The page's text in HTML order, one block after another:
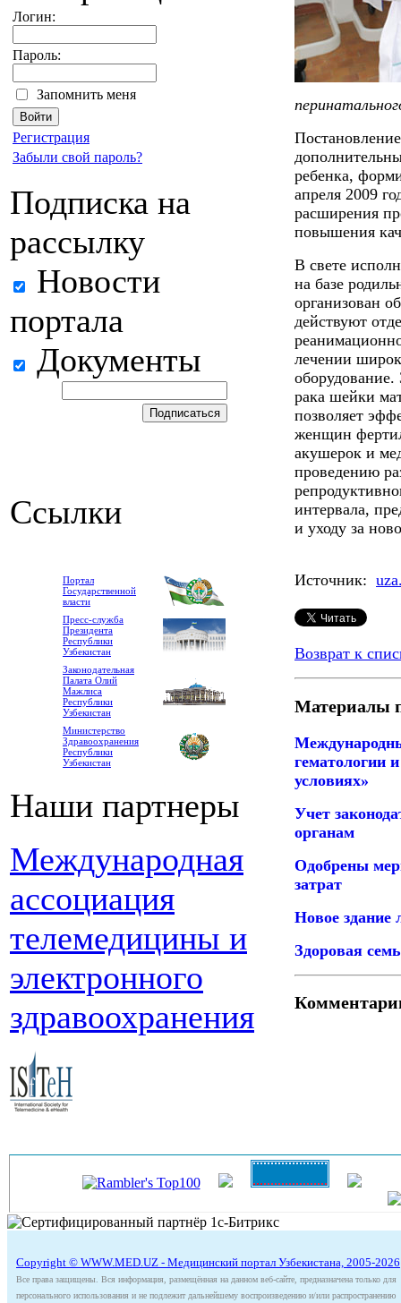
Логин:
Пароль:
Запомнить меня
Регистрация
Забыли свой пароль?
Подписка на
рассылку
Новости
портала
Документы
Ссылки
Портал
Государственной
власти
Пресс-служба
Президента
Республики
Узбекистан
Законодательная
Палата Олий
Мажлиса
Республики
Узбекистан
Министерство
Здравоохранения
Республики
Узбекистан
Наши партнеры
Международная
ассоциация
телемедицины и
электронного
здравоохранения
ребенка,
апреля 2009
расширения
повышения
В свете
на базе
организован
действуют
лечении
рака шейки
позволяет
женщин
акушерок и
проведению
интервала,
и уходу за
Источник:
Возврат к
Материалы
гематологии
условиях»
Учет
органам
Одобрены
затрат
Новое здание
Здоровая
Copyright © WWW.MED.UZ - Медицинский портал Узбекистана, 2005-2026
Все права защищены. Вся информация, размещённая на данном веб-сайте, предназначена только для
персонального использования и не подлежит дальнейшему воспроизведению и/или распространению